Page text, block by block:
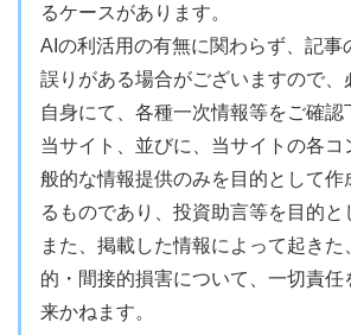
るケースがあります。
AIの利活用の有無に関わらず、記事
誤りがある場合がございますので、
自身にて、各種一次情報等をご確認
当サイト、並びに、当サイトの各コ
般的な情報提供のみを目的として作
るものであり、投資助言等を目的と
また、掲載した情報によって起き
的・間接的損害について、一切責任
来かねます。